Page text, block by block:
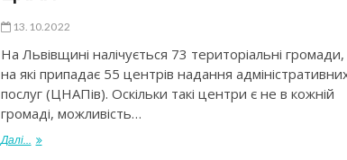
13.10.2022
На Львівщині налічується 73 територіальні громади,
на які припадає 55 центрів надання
послуг (ЦНАПів). Оскільки такі центри є не в кожній
громаді, можливість…
Далі...